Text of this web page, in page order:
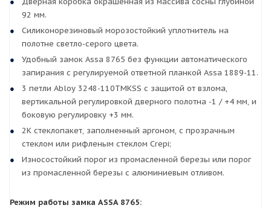
92 мм.
Силиконорезиновый морозостойкий уплотнитель на
полотне светло-серого цвета.
Удобный замок Assa 8765 без функции автоматического
запирания с регулируемой ответной планкой Assa 1889-11.
3 петли Abloy 3248-110TMKSS с защитой от взлома,
вертикальной регулировкой дверного полотна -1 / +4 мм, и
боковую регулировку +3 мм.
2К стеклопакет, заполненный аргоном, с прозрачным
стеклом или рифленым стеклом Crepi;
Износостойкий порог из промасленной березы или порог
из промасленной березы с алюминиевым отливом.
Режим работы замка ASSA 8765: